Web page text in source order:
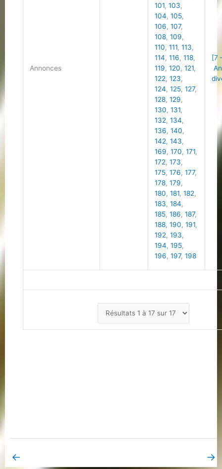
Annonces
101,103,
104,105,
106,107,
108,109,
110,111,113,
114,116,118,
119,120,121,
122,123,
124,125,127,
128,129,
130,131,
132,134,
136,140,
142,143,
169,170,171,
172,173,
175,176,177,
178,179,
180,181,182,
183,184,
185,186,187,
188,190,191,
192,193,
194,195,
196,197,198
[7
← →